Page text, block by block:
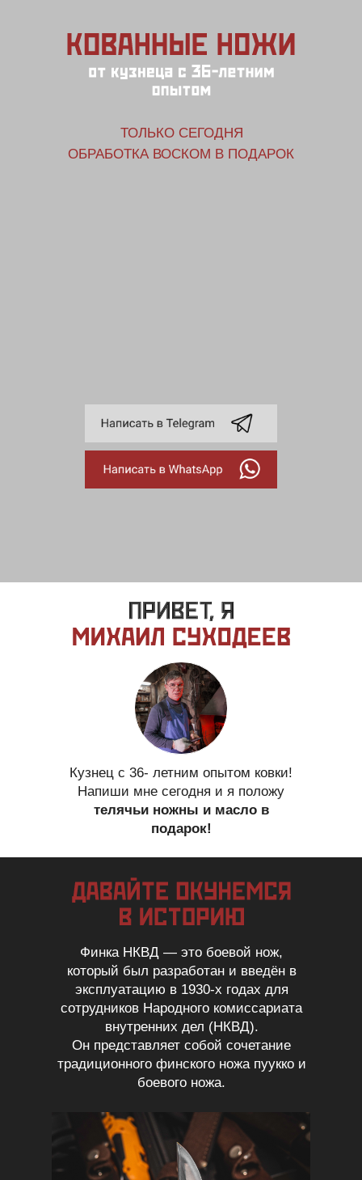
ТОЛЬКО СЕГОДНЯ
ОБРАБОТКА ВОСКОМ В ПОДАРОК
Кузнец с 36- летним опытом ковки!
Напиши мне сегодня и я положу
телячьи ножны и масло в
подарок!
Финка НКВД — это боевой нож,
который был разработан и введён в
эксплуатацию в 1930-х годах для
сотрудников Народного комиссариата
внутренних дел (НКВД).
Он представляет собой сочетание
традиционного финского ножа пуукко и
боевого ножа.